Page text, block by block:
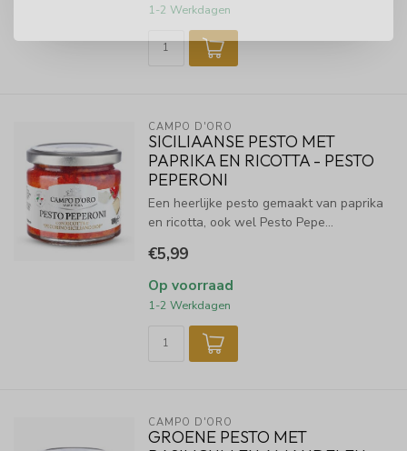
1-2 Werkdagen
CAMPO D'ORO
SICILIAANSE PESTO MET
PAPRIKA EN RICOTTA - PESTO
PEPERONI
Een heerlijke pesto gemaakt van paprika
en ricotta, ook wel Pesto Pepe...
€5,99
Op voorraad
1-2 Werkdagen
CAMPO D'ORO
GROENE PESTO MET